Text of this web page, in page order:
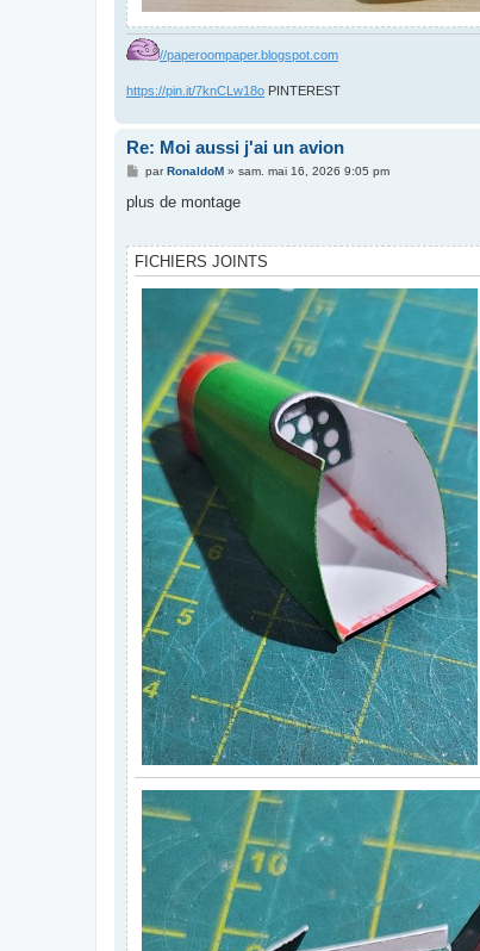
//paperoompaper.blogspot.com
https://pin.it/7knCLw18o PINTEREST
Re: Moi aussi j'ai un avion
M
s
e
parRonaldoM» sam. mai 16, 2026 9:05 pm
plus de montage
FICHIERS JOINTS